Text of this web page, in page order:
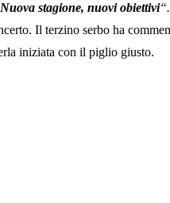
Nuova stagione, nuovi obiettivi“.
Il terzino serbo ha
iniziata con il piglio giusto.